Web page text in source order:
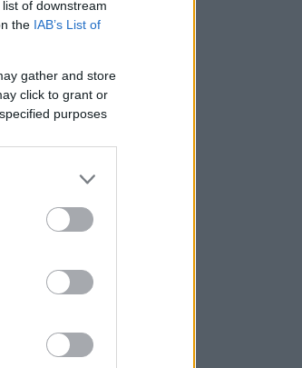
of downstream
the IAB’s List of
gather and store
click to grant or
purposes
έπληξαν και δεύτερο σαουδαραβικό
δεξαμενόπλοιο στον Κόλπο του Άντεν
δολαρίου και Μέσης Ανατολής - Η
καλύτερη ημέρα από τον Φεβρουάριο
21:03
Αρχηγός IDF: Ο ισραηλινός στρατός θα
Μικροσκοπικές δίνες ανακαλύφθηκαν
για πρώτη φορά στην επιφάνεια του
Ήλιου
περισσότερη βοήθεια για την
αντιαεροπορική άμυνα
Σχέδιο Ανάκαμψης και Ανθεκτικότητας
Aktor: Πάνω από το 20% η Castellano,